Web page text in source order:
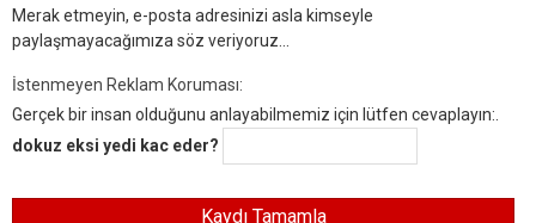
Merak etmeyin, e-posta adresinizi asla kimseyle
paylaşmayacağımıza söz veriyoruz...
İstenmeyen Reklam Koruması:
Gerçek bir insan olduğunu anlayabilmemiz için lütfen cevaplayın:.
dokuz eksi yedi kac eder?